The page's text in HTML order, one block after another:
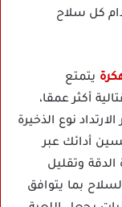
كل سلاح
يتمتع
أكثر عمقا،
نوع الذخيرة
أدائك عبر
وتقليل
بما يتوافق